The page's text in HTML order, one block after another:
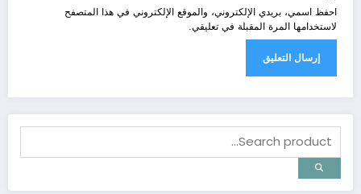
احفظ اسمي، بريدي الإلكتروني، والموقع الإلكتروني في هذا المتصفح
لاستخدامها المرة المقبلة في تعليقي.